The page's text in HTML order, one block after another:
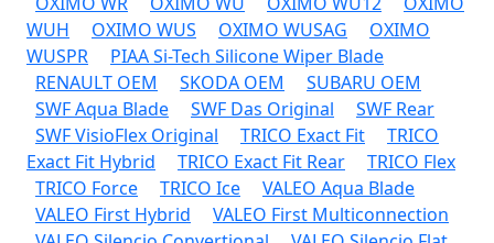
WUH
OXIMO WUS OXIMO WUSAG
OXIMO
WUSPR
PIAA Si-Tech Silicone Wiper Blade
RENAULT OEM
SKODA OEM
SUBARU OEM
SWF Aqua Blade
SWF Das Original
SWF Rear
SWF VisioFlex Original
TRICO Exact Fit
TRICO
Exact Fit Hybrid
TRICO Exact Fit Rear
TRICO Flex
TRICO Force
TRICO Ice
VALEO Aqua Blade
VALEO First Hybrid
VALEO First Multiconnection